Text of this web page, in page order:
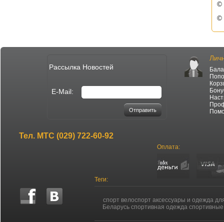
©
©
Рассылка Новостей
E-Mail:
Отправить
Тел. МТС (029) 722-60-92
Оплата:
Теги:
спорт велоспорт аксессуары и одежда
Беларусь спортивная одежда